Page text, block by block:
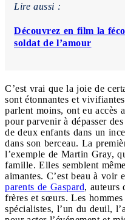
Lire aussi :
Découvrez en film la
soldat de l’amour
C’est vrai que la joie de
sont étonnantes et
parlent moins, ont eu accès
pour parvenir à dépasser
de deux enfants dans un
dans son berceau. La
l’exemple de Martin Gray,
famille. Elles semblent
aimantes. C’est beau à voir
parents de Gaspard, auteurs
frères et sœurs. Les
spécialistes, l’un du deuil,